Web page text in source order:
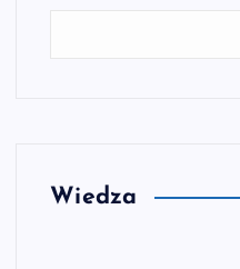
Wiedza